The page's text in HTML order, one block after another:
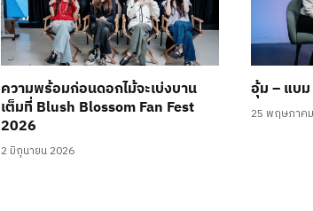
ความพร้อมก่อนดอกไม้จะเบ่งบาน
เต็มที่ Blush Blossom Fan Fest
2026
2 มิถุนายน 2026
อุ้ม – แบ
25 พฤษภาค